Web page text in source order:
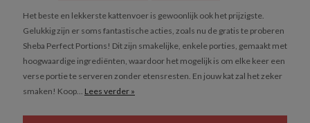
Het beste en lekkerste kattenvoer is gewoonlijk ook het prijzigste.
Gelukkig zijn er soms fantastische acties, zoals nu de gratis te proberen
Sheba Perfect Portions! Dit zijn smakelijke, enkele porties, gemaakt met
hoogwaardige ingrediënten, waardoor het mogelijk is om elke keer een
verse portie te serveren zonder etensresten. En jouw kat zal het zeker
smaken! Koop... Lees verder »